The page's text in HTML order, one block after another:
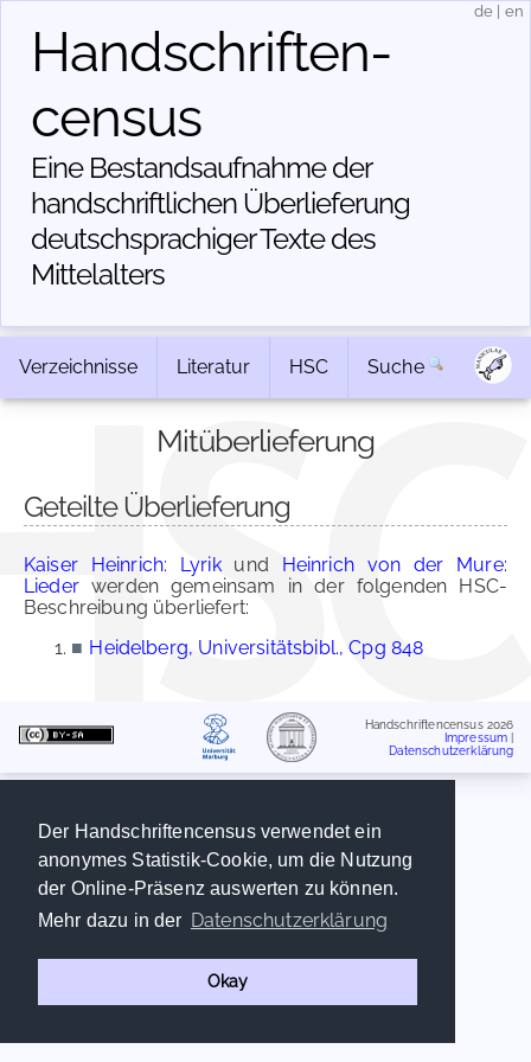
Der Handschriftencensus verwendet ein
anonymes Statistik-Cookie, um die Nutzung
der Online-Präsenz auswerten zu können.
Mehr dazu in der Datenschutzerklärung
Okay
Handschriften­
census
Eine Bestandsaufnahme der
handschriftlichen Über­lieferung
deutschsprachiger Texte des
Mittelalters
de en
Verzeichnisse Literatur HSC Suche
Mitüberlieferung
Geteilte Überlieferung
Kaiser Heinrich: Lyrikund Heinrich von der Mure:
Liederwerden gemeinsam in der folgenden HSC-
Beschreibung überliefert:
■ Heidelberg, Universitätsbibl., Cpg 848
Handschriftencensus 2026
Impressum
Datenschutzerklärung